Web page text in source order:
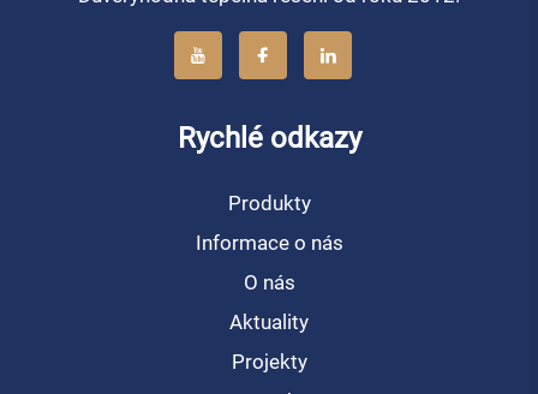
Rychlé odkazy
Produkty
Informace o nás
O nás
Aktuality
Projekty